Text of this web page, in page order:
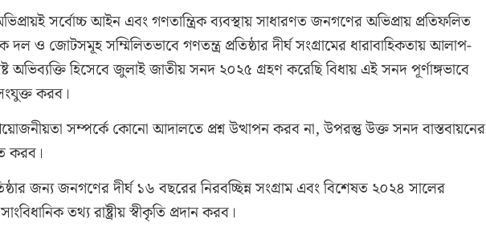
সর্বোচ্চ আইন এবং গণতান্ত্রিক ব্যবস্থায় সাধারণত জনগণের অভিপ্রায় প্রতিফলিত
ও জোটসমূহ সম্মিলিতভাবে গণতন্ত্র প্রতিষ্ঠার দীর্ঘ সংগ্রামের ধারাবাহিকতায় আলাপ-
হিসেবে জুলাই জাতীয় সনদ ২০২৫ গ্রহণ করেছি বিধায় এই সনদ পূর্ণাঙ্গভাবে
করব।
সম্পর্কে কোনো আদালতে প্রশ্ন উত্থাপন করব না, উপরন্তু উক্ত সনদ বাস্তবায়নের
করব।
জন্য জনগণের দীর্ঘ ১৬ বছরের নিরবচ্ছিন্ন সংগ্রাম এবং বিশেষত ২০২৪ সালের
তথ্য রাষ্ট্রীয় স্বীকৃতি প্রদান করব।